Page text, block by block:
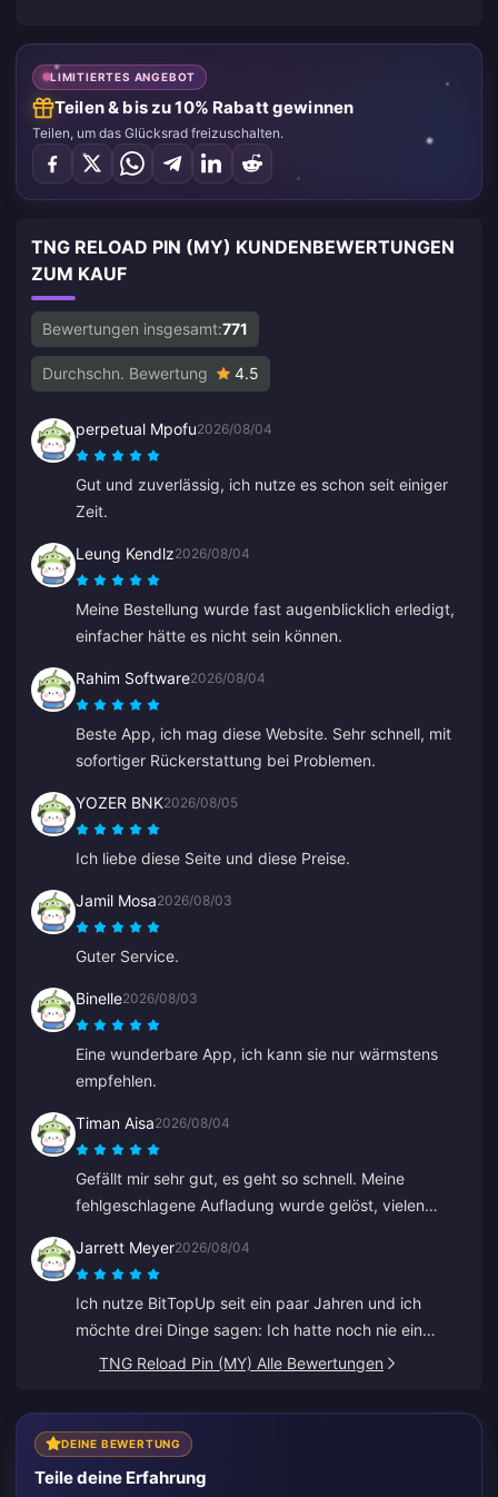
LIMITIERTES ANGEBOT
Teilen & bis zu 10% Rabatt gewinnen
Teilen, um das Glücksrad freizuschalten.
TNG RELOAD PIN (MY) KUNDENBEWERTUNGEN
ZUM KAUF
Bewertungen insgesamt:771
Durchschn. Bewertung 4.5
perpetual Mpofu2026/08/04
Gut und zuverlässig, ich nutze es schon seit einiger
Zeit.
Leung Kendlz2026/08/04
Meine Bestellung wurde fast augenblicklich erledigt,
einfacher hätte es nicht sein können.
Rahim Software2026/08/04
Beste App, ich mag diese Website. Sehr schnell, mit
sofortiger Rückerstattung bei Problemen.
YOZER BNK2026/08/05
Ich liebe diese Seite und diese Preise.
Jamil Mosa2026/08/03
Guter Service.
Binelle2026/08/03
Eine wunderbare App, ich kann sie nur wärmstens
empfehlen.
Timan Aisa2026/08/04
Gefällt mir sehr gut, es geht so schnell. Meine
fehlgeschlagene Aufladung wurde gelöst, vielen
Jarrett Meyer2026/08/04
Ich nutze BitTopUp seit ein paar Jahren und ich
möchte drei Dinge sagen: Ich hatte noch nie ein
Problem beim Aufladen; die Liefergeschwindigkeit
es ist unglaublich einfach, ein paar Klicks und schon
kann es losgehen. Es macht das Leben leichter.
TNG Reload Pin (MY) Alle Bewertungen
DEINE BEWERTUNG
Teile deine Erfahrung